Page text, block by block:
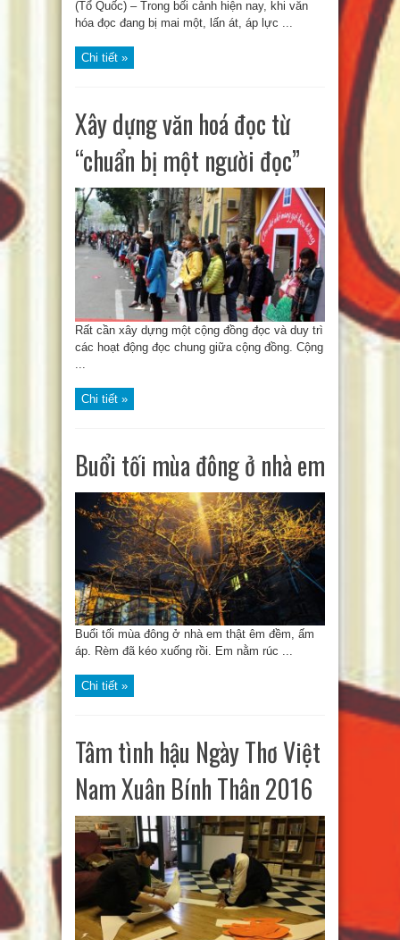
(Tổ Quốc) – Trong bối cảnh hiện nay, khi văn
hóa đọc đang bị mai một, lấn át, áp lực ...
Chi tiết »
Xây dựng văn hoá đọc từ
“chuẩn bị một người đọc”
Rất cần xây dựng một cộng đồng đọc và duy trì
các hoạt động đọc chung giữa cộng đồng. Cộng
Chi tiết »
Buổi tối mùa đông ở nhà em
Buổi tối mùa đông ở nhà em thật êm đềm, ấm
áp. Rèm đã kéo xuống rồi. Em nằm rúc ...
Chi tiết »
Tâm tình hậu Ngày Thơ Việt
Nam Xuân Bính Thân 2016